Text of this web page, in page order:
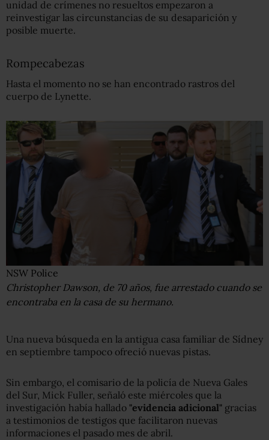
unidad de crímenes no resueltos empezaron a
reinvestigar las circunstancias de su desaparición y
posible muerte.
Rompecabezas
Hasta el momento no se han encontrado rastros del
cuerpo de Lynette.
NSW Police
Christopher Dawson, de 70 años, fue arrestado cuando se
encontraba en la casa de su hermano.
Una nueva búsqueda en la antigua casa familiar de Sídney
en septiembre tampoco ofreció nuevas pistas.
Sin embargo, el comisario de la policía de Nueva Gales
del Sur, Mick Fuller, señaló este miércoles que la
investigación había hallado "evidencia adicional" gracias
a testimonios de testigos que facilitaron nuevas
informaciones el pasado mes de abril.